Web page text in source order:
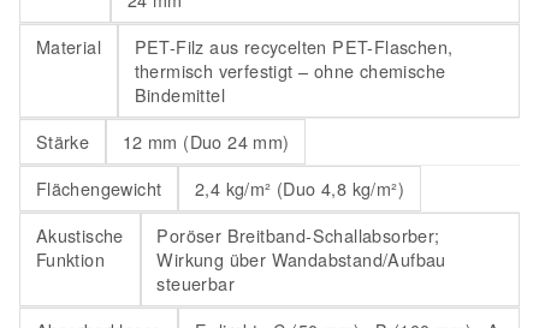
Material
PET-Filz aus recycelten PET-Flaschen,
thermisch verfestigt – ohne chemische
Bindemittel
Stärke
12 mm (Duo 24 mm)
Flächengewicht
2,4 kg/m² (Duo 4,8 kg/m²)
Akustische
Funktion
Poröser Breitband-Schallabsorber;
Wirkung über Wandabstand/Aufbau
steuerbar